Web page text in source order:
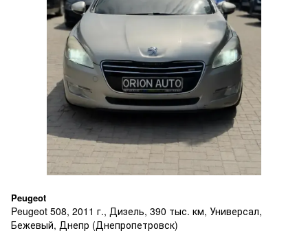
Peugeot
Peugeot 508, 2011 г., Дизель, 390 тыс. км, Универсал,
Бежевый, Днепр (Днепропетровск)